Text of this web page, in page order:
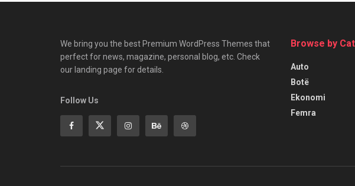
We bring you the best Premium WordPress Themes that
perfect for news, magazine, personal blog, etc. Check
our landing page for details.
Follow Us
Browse by
Auto
Botë
Ekonomi
Femra